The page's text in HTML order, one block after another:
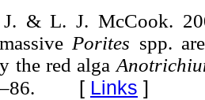
J. & L. J. McCook.
Porites spp.
the red alga
[ Links ]